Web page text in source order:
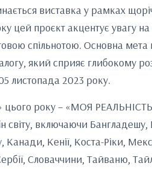
виставка у рамках
цей проєкт акцентує увагу
спільнотою. Основна
який сприяє глибокому
листопада 2023 року.
цього року – «МОЯ
світу, включаючи Бангладешу,
Канади, Кенії, Коста-Ріки,
Словаччини, Тайваню,